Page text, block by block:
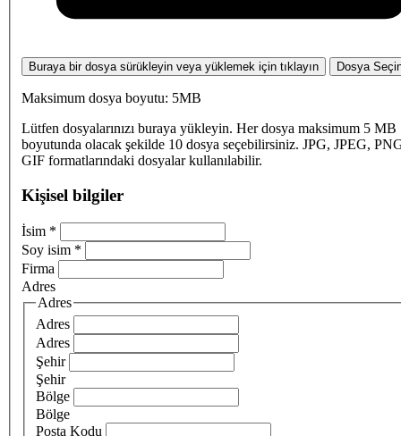
Buraya bir dosya sürükleyin veya yüklemek için tıklayın Dosya
Maksimum dosya boyutu: 5MB
Lütfen dosyalarınızı buraya yükleyin. Her dosya maksimum 5 MB
boyutunda olacak şekilde 10 dosya seçebilirsiniz. JPG, JPEG,
GIF formatlarındaki dosyalar kullanılabilir.
Kişisel bilgiler
İsim *
Soy isim *
Firma
Adres
Adres
Adres
Adres
Şehir
Şehir
Bölge
Bölge
Posta Kodu